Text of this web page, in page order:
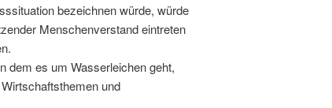
bezeichnen würde, würde
Menschenverstand eintreten
dem es um Wasserleichen geht,
und